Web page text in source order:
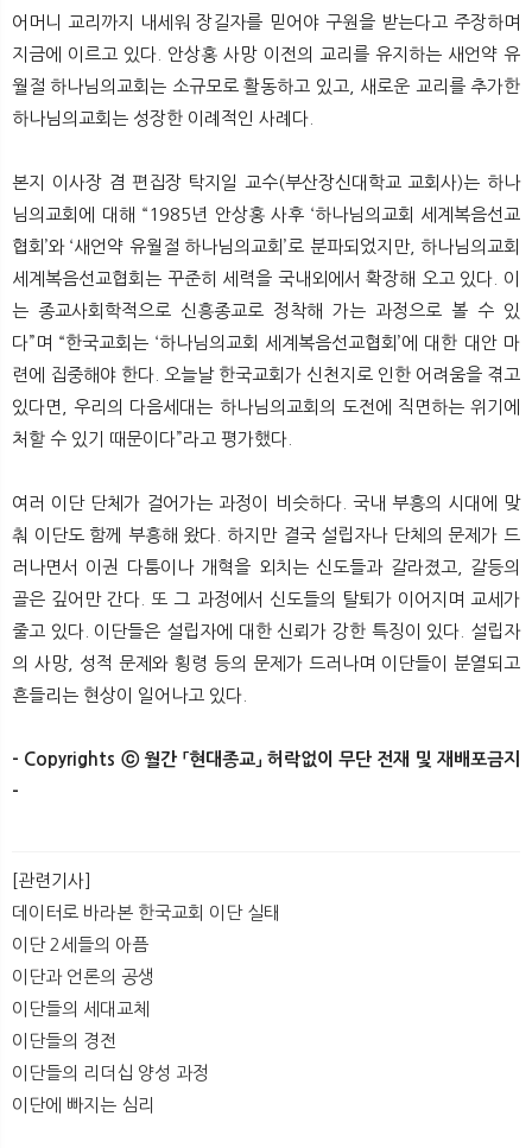
어머니 교리까지 내세워 장길자를 믿어야 구원을 받는다고 주장하며
지금에 이르고 있다. 안상홍 사망 이전의 교리를 유지하는 새언약 유
월절 하나님의교회는 소규모로 활동하고 있고, 새로운 교리를 추가한
하나님의교회는 성장한 이례적인 사례다.
본지 이사장 겸 편집장 탁지일 교수(부산장신대학교 교회사)는 하나
님의교회에 대해 “1985년 안상홍 사후 ‘하나님의교회 세계복음선교
협회’와 ‘새언약 유월절 하나님의교회’로 분파되었지만, 하나님의교회
세계복음선교협회는 꾸준히 세력을 국내외에서 확장해 오고 있다. 이
는 종교사회학적으로 신흥종교로 정착해 가는 과정으로 볼 수 있
다”며 “한국교회는 ‘하나님의교회 세계복음선교협회’에 대한 대안 마
련에 집중해야 한다. 오늘날 한국교회가 신천지로 인한 어려움을 겪고
있다면, 우리의 다음세대는 하나님의교회의 도전에 직면하는 위기에
처할 수 있기 때문이다”라고 평가했다.
여러 이단 단체가 걸어가는 과정이 비슷하다. 국내 부흥의 시대에 맞
춰 이단도 함께 부흥해 왔다. 하지만 결국 설립자나 단체의 문제가 드
러나면서 이권 다툼이나 개혁을 외치는 신도들과 갈라졌고, 갈등의
골은 깊어만 간다. 또 그 과정에서 신도들의 탈퇴가 이어지며 교세가
줄고 있다. 이단들은 설립자에 대한 신뢰가 강한 특징이 있다. 설립자
의 사망, 성적 문제와 횡령 등의 문제가 드러나며 이단들이 분열되고
흔들리는 현상이 일어나고 있다.
- Copyrights ⓒ 월간 「현대종교」 허락없이 무단 전재 및 재배포금지
-​​​
[관련기사]
데이터로 바라본 한국교회 이단 실태
이단 2세들의 아픔
이단과 언론의 공생
이단들의 세대교체
이단들의 경전
이단들의 리더십 양성 과정
이단에 빠지는 심리